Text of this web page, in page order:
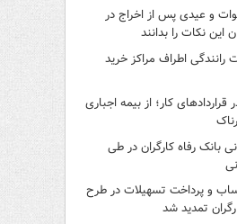
و عیدی پس از اخراج در
این نکات را بدانند
رانندگی اطراف مراکز خرید
قراردادهای کار؛ از بیمه اجباری
بانک رفاه کارگران در طی
و پرداخت تسهیلات در طرح